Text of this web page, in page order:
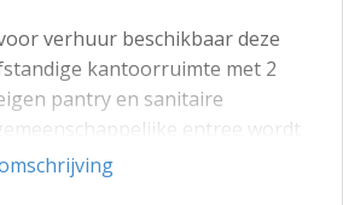
verhuur beschikbaar deze
kantoorruimte met 2
pantry en sanitaire
entree wordt
Wesseldijk.